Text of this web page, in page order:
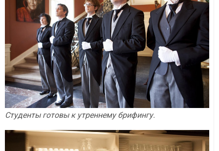
Студенты готовы к утреннему брифингу.